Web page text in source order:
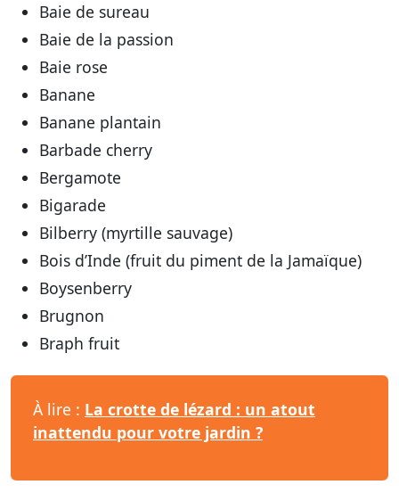
Baie de sureau
Baie de la passion
Baie rose
Banane
Banane plantain
Barbade cherry
Bergamote
Bigarade
Bilberry (myrtille sauvage)
Bois d’Inde (fruit du piment de la Jamaïque)
Boysenberry
Brugnon
Braph fruit
À lire : La crotte de lézard : un atout
inattendu pour votre jardin ?